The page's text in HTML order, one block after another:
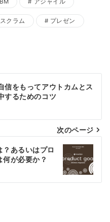
アジャイル
スクラム プレゼン
信をもってアウトカムとス
するためのコツ
次のページ
？あるいはプロ
が必要か？